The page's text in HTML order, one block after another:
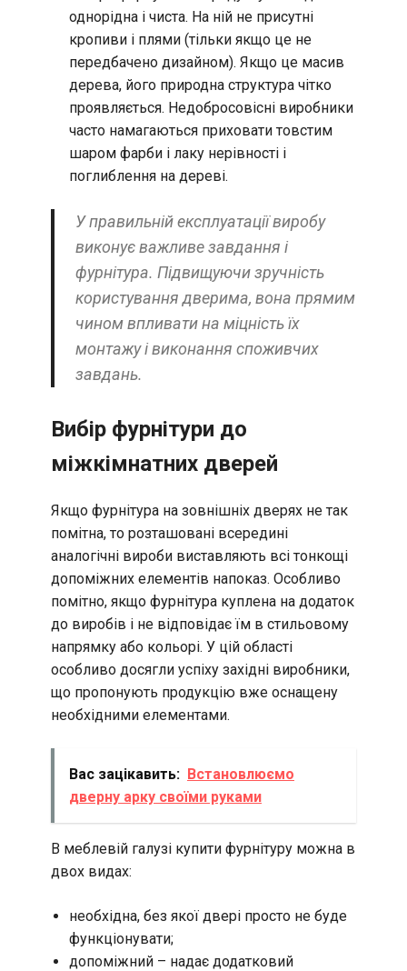
однорідна і чиста. На ній не присутні
кропиви і плями (тільки якщо це не
передбачено дизайном). Якщо це масив
дерева, його природна структура чітко
проявляється. Недобросовісні виробники
часто намагаються приховати товстим
шаром фарби і лаку нерівності і
поглиблення на дереві.
У правильній експлуатації виробу
виконує важливе завдання і
фурнітура. Підвищуючи зручність
користування дверима, вона прямим
чином впливати на міцність їх
монтажу і виконання споживчих
завдань.
Вибір фурнітури до
міжкімнатних дверей
Якщо фурнітура на зовнішніх дверях не так
помітна, то розташовані всередині
аналогічні вироби виставляють всі тонкощі
допоміжних елементів напоказ. Особливо
помітно, якщо фурнітура куплена на додаток
до виробів і не відповідає їм в стильовому
напрямку або кольорі. У цій області
особливо досягли успіху західні виробники,
що пропонують продукцію вже оснащену
необхідними елементами.
Вас зацікавить: Встановлюємо
дверну арку своїми руками
В меблевій галузі купити фурнітуру можна в
двох видах:
необхідна, без якої двері просто не буде
функціонувати;
допоміжний – надає додатковий